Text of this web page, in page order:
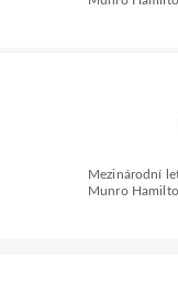
Mezinárodní
Munro